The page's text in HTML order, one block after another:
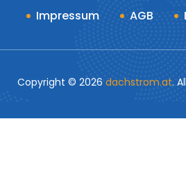
Impressum AGB
Copyright © 2026 dachstrom.at.